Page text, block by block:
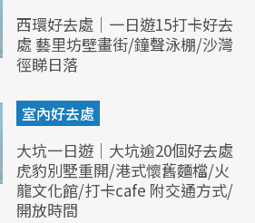
西環好去處｜一日遊15打卡好去
處 藝里坊壁畫街/鐘聲泳棚/沙灣
徑睇日落
室內好去處
大坑一日遊｜大坑逾20個好去處
虎豹別墅重開/港式懷舊麵檔/火
龍文化館/打卡cafe 附交通方式/
開放時間